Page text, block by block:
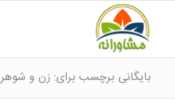
بایگانی برچسب برای: زن و شوهر